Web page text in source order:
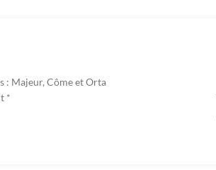
: Majeur, Côme et Orta
*